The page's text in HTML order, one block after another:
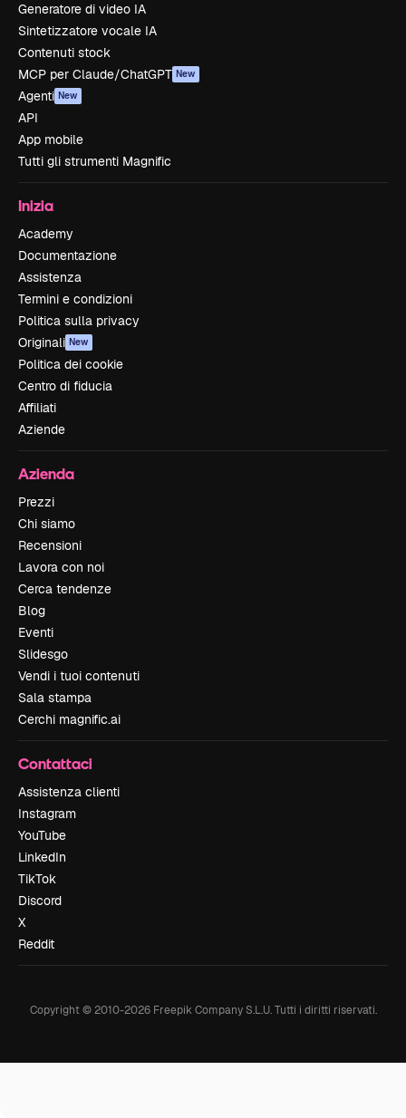
Generatore di video IA
Sintetizzatore vocale IA
Contenuti stock
MCP per Claude/ChatGPT New
Agenti New
API
App mobile
Tutti gli strumenti Magnific
Inizia
Academy
Documentazione
Assistenza
Termini e condizioni
Politica sulla privacy
Originali New
Politica dei cookie
Centro di fiducia
Affiliati
Aziende
Azienda
Prezzi
Chi siamo
Recensioni
Lavora con noi
Cerca tendenze
Blog
Eventi
Slidesgo
Vendi i tuoi contenuti
Sala stampa
Cerchi magnific.ai
Contattaci
Assistenza clienti
Instagram
YouTube
LinkedIn
TikTok
Discord
X
Reddit
Copyright © 2010-2026Freepik Company S.L.U. Tutti i diritti riservati.